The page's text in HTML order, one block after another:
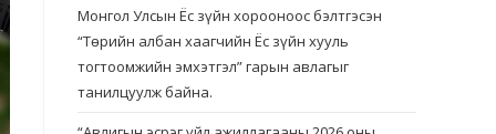
Монгол Улсын Ёс зүйн хорооноос бэлтгэсэн
“Төрийн албан хаагчийн Ёс зүйн хууль
тогтоомжийн эмхэтгэл” гарын авлагыг
танилцуулж байна.